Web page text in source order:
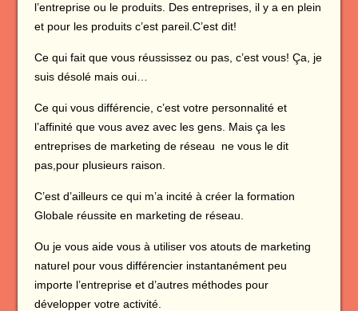
l’entreprise ou le produits. Des entreprises, il y a en plein
et pour les produits c’est pareil.C’est dit!
Ce qui fait que vous réussissez ou pas, c’est vous! Ça, je
suis désolé mais oui…
Ce qui vous différencie, c’est votre personnalité et
l’affinité que vous avez avec les gens. Mais ça les
entreprises de marketing de réseau ne vous le dit
pas,pour plusieurs raison.
C’est d’ailleurs ce qui m’a incité à créer la formation
Globale réussite en marketing de réseau.
Ou je vous aide vous à utiliser vos atouts de marketing
naturel pour vous différencier instantanément peu
importe l’entreprise et d’autres méthodes pour
développer votre activité.